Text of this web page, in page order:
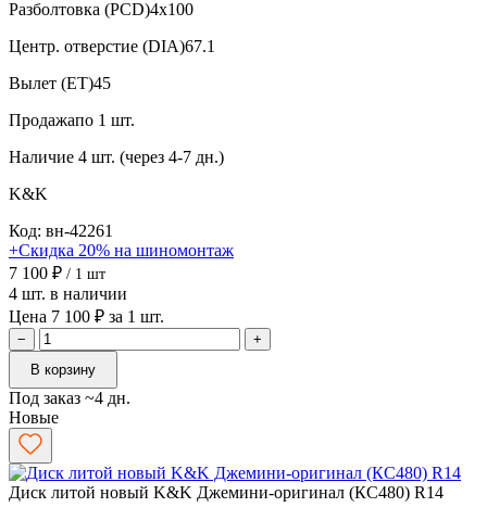
Разболтовка (PCD)4x100
Центр. отверстие (DIA)67.1
Вылет (ET)45
Продажапо 1 шт.
Наличие 4 шт. (через 4-7 дн.)
K&K
Код: вн-42261
+Скидка 20% на шиномонтаж
7 100 ₽ / 1 шт
4 шт. в наличии
Цена 7 100 ₽ за 1 шт.
−
+
В корзину
Под заказ ~4 дн.
Новые
Диск литой новый K&K Джемини-оригинал (КС480) R14